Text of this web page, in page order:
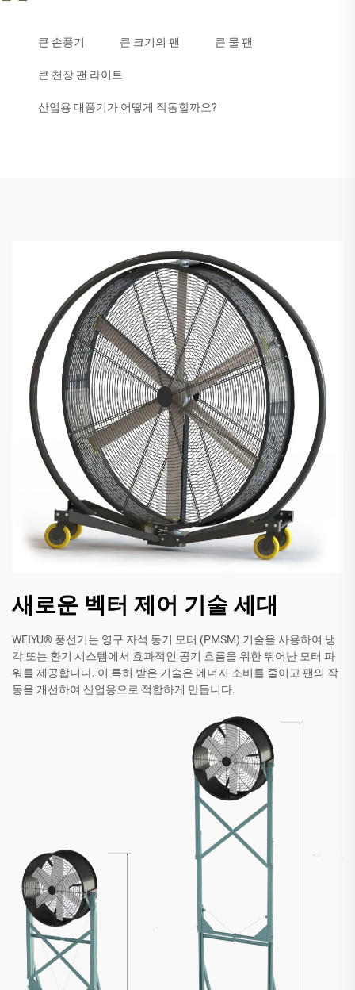
큰 손풍기 큰 크기의 팬 큰 물 팬
큰 천장 팬 라이트
산업용 대풍기가 어떻게 작동할까요?
새로운 벡터 제어 기술 세대
WEIYU® 풍선기는 영구 자석 동기 모터 (PMSM) 기술을 사용하여 냉
각 또는 환기 시스템에서 효과적인 공기 흐름을 위한 뛰어난 모터 파
워를 제공합니다. 이 특허 받은 기술은 에너지 소비를 줄이고 팬의 작
동을 개선하여 산업용으로 적합하게 만듭니다.